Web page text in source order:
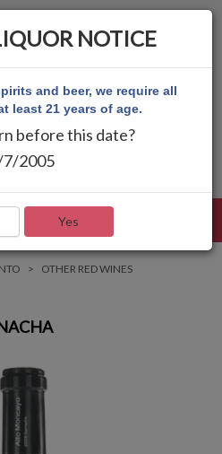
OTHER RED WINES
NOTICE
and beer, we require all
least 21 years of age.
before this date?
2005
Yes